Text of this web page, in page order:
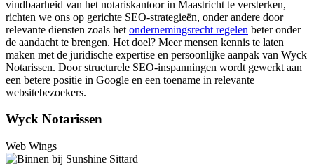
vindbaarheid van het notariskantoor in Maastricht te versterken,
richten we ons op gerichte SEO-strategieën, onder andere door
relevante diensten zoals het ondernemingsrecht regelen beter onder
de aandacht te brengen. Het doel? Meer mensen kennis te laten
maken met de juridische expertise en persoonlijke aanpak van Wyck
Notarissen. Door structurele SEO-inspanningen wordt gewerkt aan
een betere positie in Google en een toename in relevante
websitebezoekers.
Wyck Notarissen
Web Wings